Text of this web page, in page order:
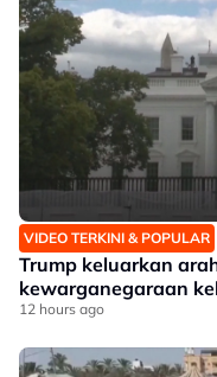
VIDEO TERKINI & POPULAR
Trump keluarkan
kewarganegaraan
12 hours ago